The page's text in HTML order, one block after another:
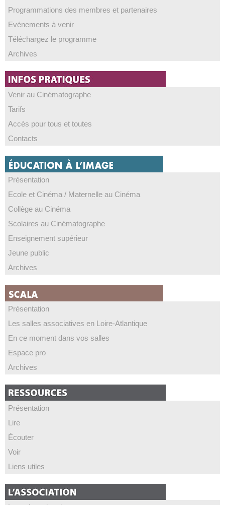
Programmations des membres et partenaires
Evénements à venir
Téléchargez le programme
Archives
Venir au Cinématographe
Tarifs
Accès pour tous et toutes
Contacts
Présentation
Ecole et Cinéma / Maternelle au Cinéma
Collège au Cinéma
Scolaires au Cinématographe
Enseignement supérieur
Jeune public
Archives
Présentation
Les salles associatives en Loire-Atlantique
En ce moment dans vos salles
Espace pro
Archives
Présentation
Lire
Écouter
Voir
Liens utiles